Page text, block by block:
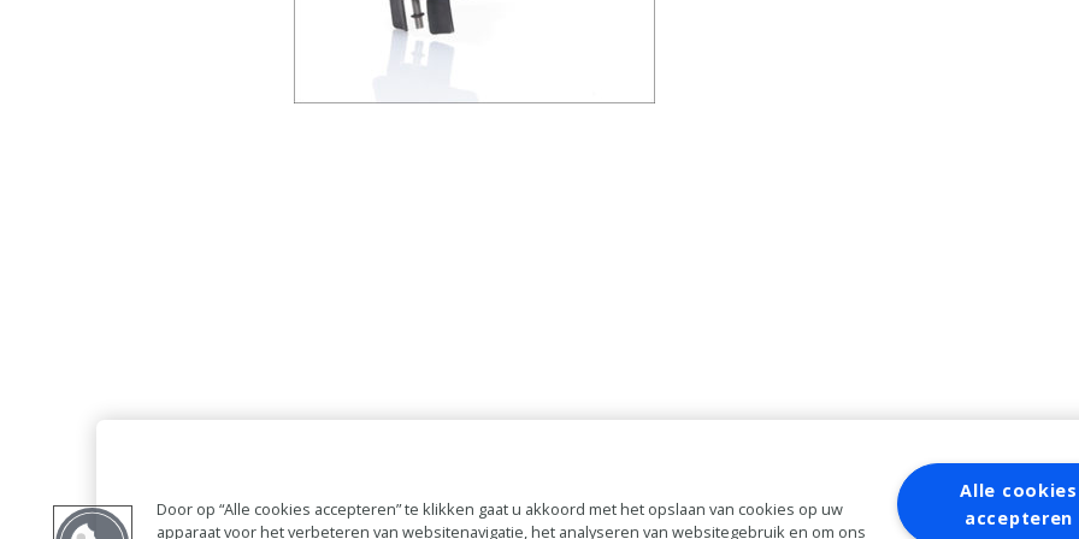
Door op “Alle cookies accepteren” te klikken gaat u akkoord met het opslaan van cookies op uw
apparaat voor het verbeteren van websitenavigatie, het analyseren van websitegebruik en om ons
Alle cookies
accepteren